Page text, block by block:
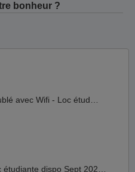
bonheur ?